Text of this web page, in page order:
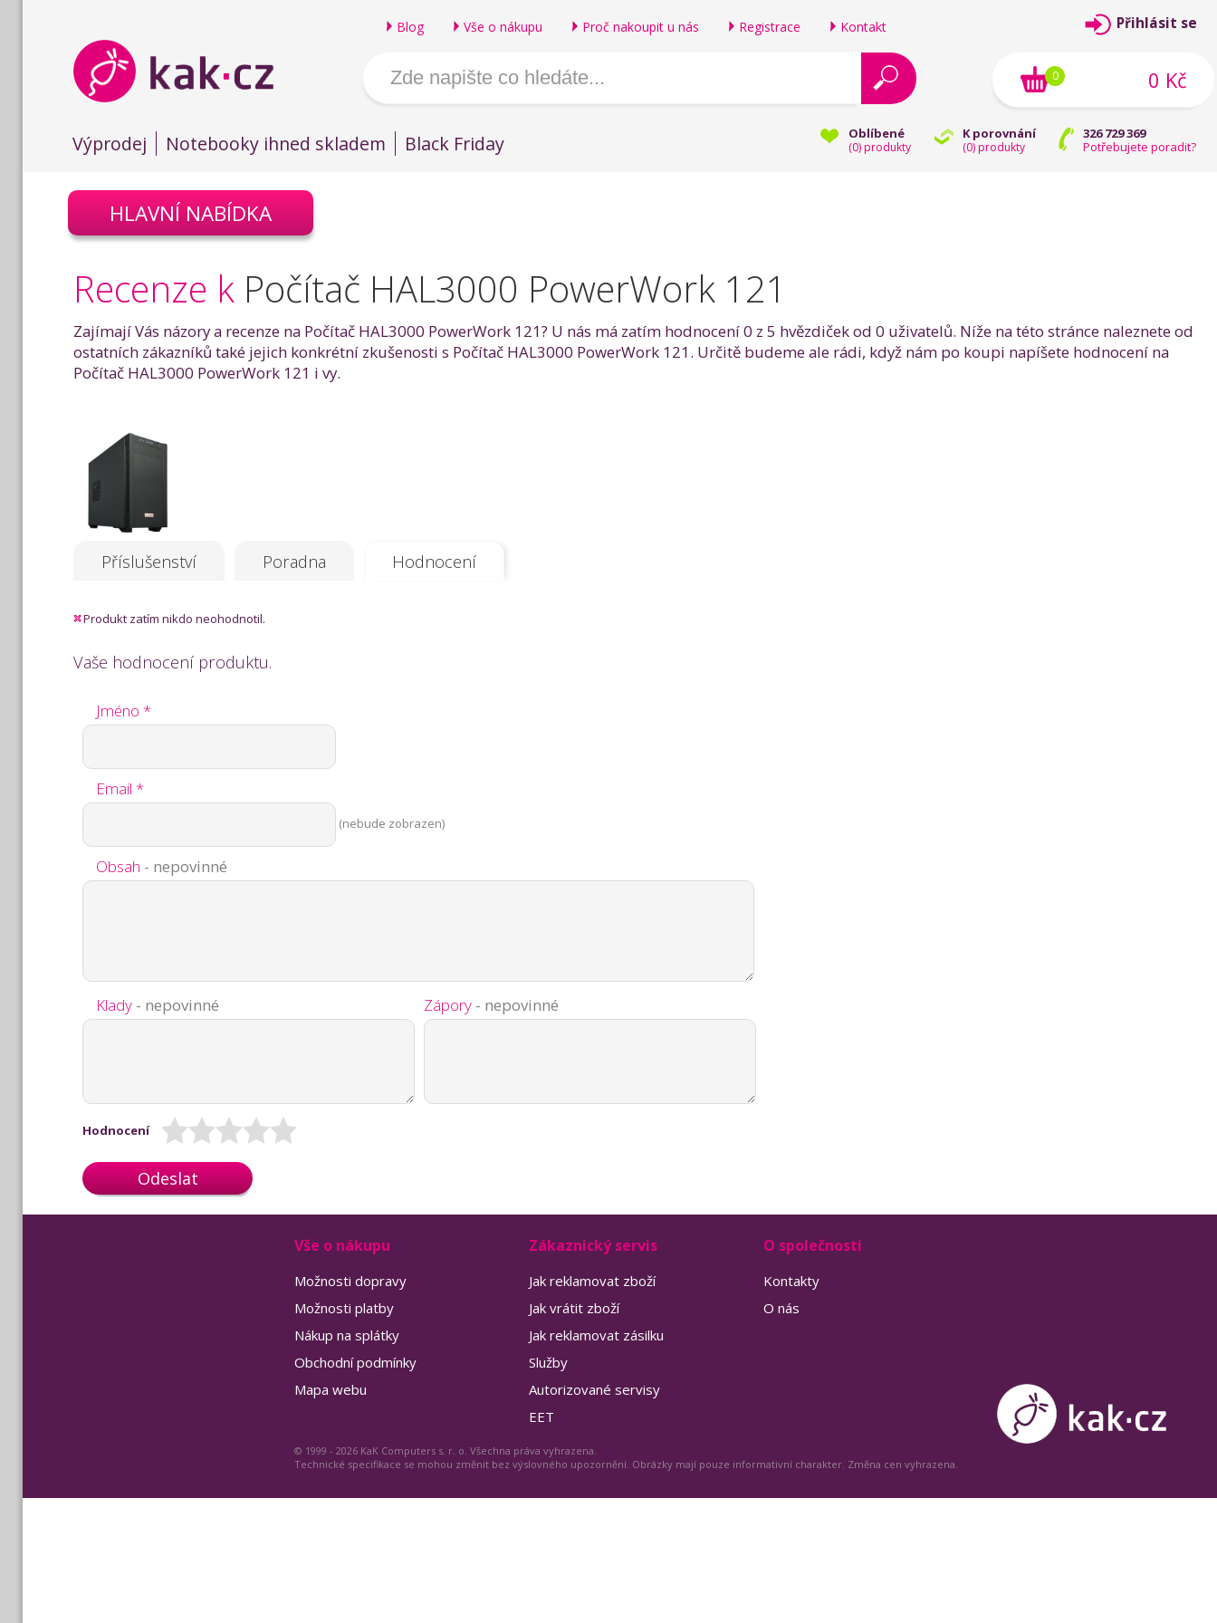
Blog Vše o nákupu Proč nakoupit u nás Registrace Kontakt
Oblíbené
(0) produkty
K porovnání
(0) produkty
326 729 369
Potřebujete poradit?
Výprodej Notebooky ihned skladem Black Friday
Přihlásit se
0 Kč
0
HLAVNÍ NABÍDKA
Recenze k Počítač HAL3000 PowerWork 121
Zajímají Vás názory a recenze na Počítač HAL3000 PowerWork 121? U nás má zatím hodnocení 0 z 5 hvězdiček od 0 uživatelů. Níže na této stránce naleznete od
ostatních zákazníků také jejich konkrétní zkušenosti s Počítač HAL3000 PowerWork 121. Určitě budeme ale rádi, když nám po koupi napíšete hodnocení na
Počítač HAL3000 PowerWork 121 i vy.
Příslušenství Poradna Hodnocení
Produkt zatím nikdo neohodnotil.
Vaše hodnocení produktu.
Jméno *
Email *
(nebude zobrazen)
Obsah - nepovinné
Klady - nepovinné Zápory - nepovinné
Hodnocení
Odeslat
Vše o nákupu
Možnosti dopravy
Možnosti platby
Nákup na splátky
Obchodní podmínky
Mapa webu
Zákaznický servis
Jak reklamovat zboží
Jak vrátit zboží
Jak reklamovat zásilku
Služby
Autorizované servisy
EET
O společnosti
Kontakty
O nás
© 1999 - 2026 KaK Computers s. r. o. Všechna práva vyhrazena.
Technické specifikace se mohou změnit bez výslovného upozornění. Obrázky mají pouze informativní charakter. Změna cen vyhrazena.